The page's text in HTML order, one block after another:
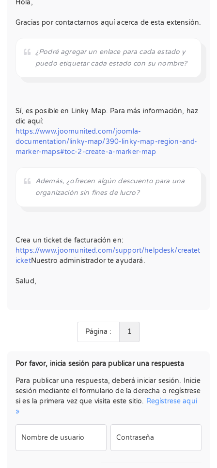
Hola,
Gracias por contactarnos aquí acerca de esta extensión.
¿Podré agregar un enlace para cada estado y
puedo etiquetar cada estado con su nombre?
Sí, es posible en Linky Map. Para más información, haz
clic aquí:
https://www.joomunited.com/joomla-
documentation/linky-map/390-linky-map-region-and-
marker-maps#toc-2-create-a-marker-map
Además, ¿ofrecen algún descuento para una
organización sin fines de lucro?
Crea un ticket de facturación en:
https://www.joomunited.com/support/helpdesk/createt
icketNuestro administrador te ayudará.
Salud,
Página : 1
Por favor, inicia sesión para publicar una respuesta
Para publicar una respuesta, deberá iniciar sesión. Inicie
sesión mediante el formulario de la derecha o regístrese
si es la primera vez que visita este sitio. Regístrese aquí
»
Nombre de usuario Contraseña